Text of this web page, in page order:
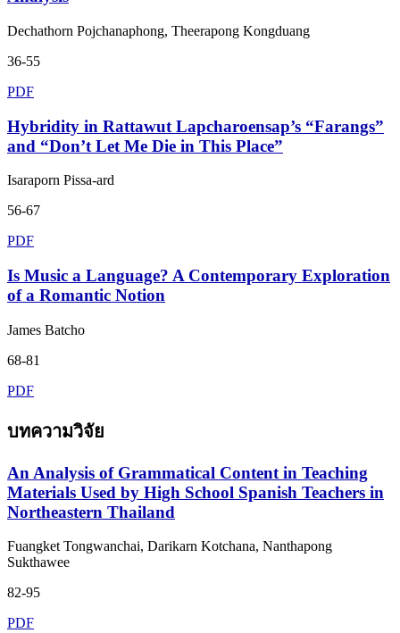
Dechathorn Pojchanaphong, Theerapong Kongduang
36-55
PDF
Hybridity in Rattawut Lapcharoensap’s “Farangs”
and “Don’t Let Me Die in This Place”
Isaraporn Pissa-ard
56-67
PDF
Is Music a Language? A Contemporary Exploration
of a Romantic Notion
James Batcho
68-81
PDF
บทความวิจัย
An Analysis of Grammatical Content in Teaching
Materials Used by High School Spanish Teachers in
Northeastern Thailand
Fuangket Tongwanchai, Darikarn Kotchana, Nanthapong
Sukthawee
82-95
PDF